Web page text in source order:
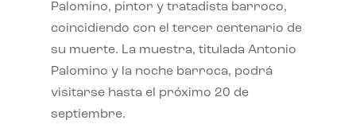
Palomino, pintor y tratadista barroco,
coincidiendo con el tercer centenario de
su muerte. La muestra, titulada Antonio
Palomino y la noche barroca, podrá
visitarse hasta el próximo 20 de
septiembre.